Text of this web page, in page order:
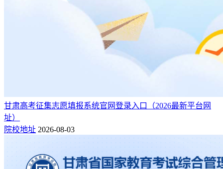
甘肃高考征集志愿填报系统官网登录入口（2026最新平台网
址）
院校地址 2026-08-03